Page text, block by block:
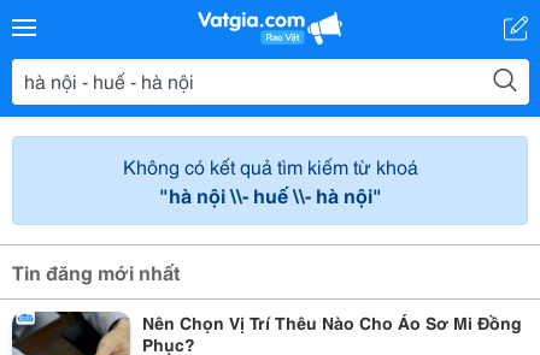
Không có kết quả tìm kiếm từ khoá
"hà nội \\- huế \\- hà nội"
Tin đăng mới nhất
Nên Chọn Vị Trí Thêu Nào Cho Áo Sơ Mi Đồng
Phục?